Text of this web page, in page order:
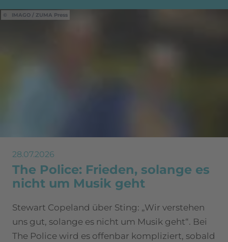
IMAGO / ZUMA Press
28.07.2026
The Police: Frieden, solange es
nicht um Musik geht
Stewart Copeland über Sting: „Wir verstehen
uns gut, solange es nicht um Musik geht“. Bei
The Police wird es offenbar kompliziert, sobald